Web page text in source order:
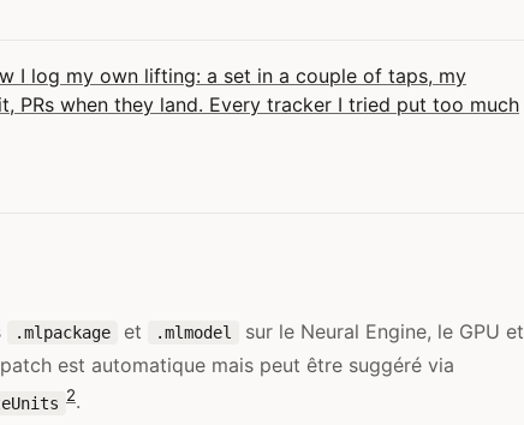
I log my own lifting: a set in a couple of taps, my
PRs when they land. Every tracker I tried put too much
.mlpackage et .mlmodel
sur le Neural Engine, le GPU et
est automatique mais peut être suggéré via
2.